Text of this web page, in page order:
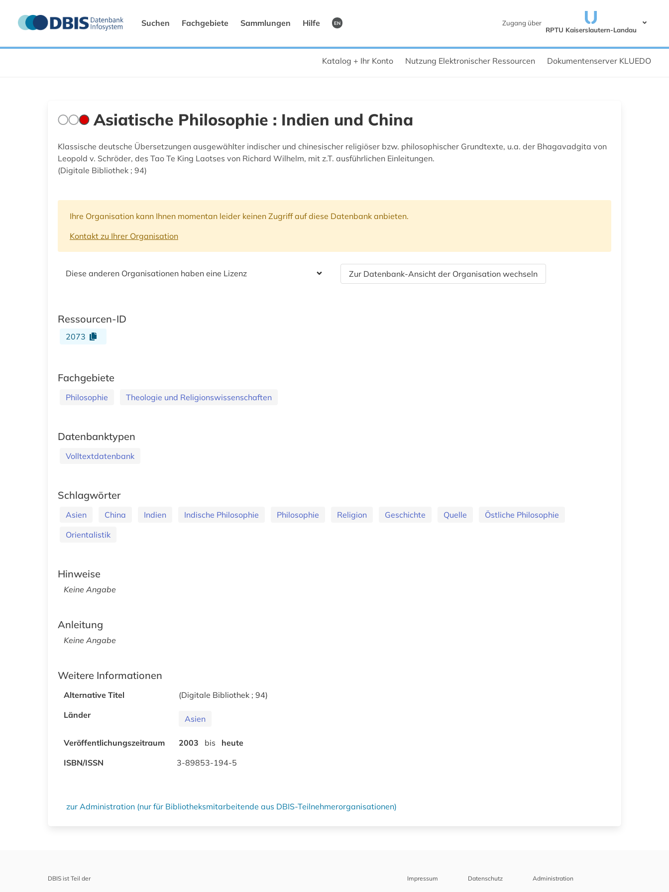
Suchen Fachgebiete Sammlungen Hilfe EN
Zugang über
RPTU Kaiserslautern-Landau
Katalog + Ihr Konto Nutzung Elektronischer Ressourcen Dokumentenserver KLUEDO
Asiatische Philosophie : Indien und China
Klassische deutsche Übersetzungen ausgewählter indischer und chinesischer religiöser bzw. philosophischer Grundtexte, u.a. der Bhagavadgita von
Leopold v. Schröder, des Tao Te King Laotses von Richard Wilhelm, mit z.T. ausführlichen Einleitungen.
(Digitale Bibliothek ; 94)
Ihre Organisation kann Ihnen momentan leider keinen Zugriff auf diese Datenbank anbieten.
Kontakt zu Ihrer Organisation
Diese anderen Organisationen haben eine Lizenz Zur Datenbank-Ansicht der Organisation wechseln
Ressourcen-ID
2073
Fachgebiete
Philosophie Theologie und Religionswissenschaften
Datenbanktypen
Volltextdatenbank
Schlagwörter
Asien China Indien Indische Philosophie Philosophie Religion Geschichte Quelle
Östliche Philosophie
Orientalistik
Hinweise
Keine Angabe
Anleitung
Keine Angabe
Weitere Informationen
Alternative Titel
(Digitale Bibliothek ; 94)
Länder
Asien
Veröffentlichungszeitraum 2003 bis
heute
ISBN/ISSN
3-89853-194-5
zur Administration (nur für Bibliotheksmitarbeitende aus DBIS-Teilnehmerorganisationen)
DBIS ist Teil der Impressum Datenschutz Administration